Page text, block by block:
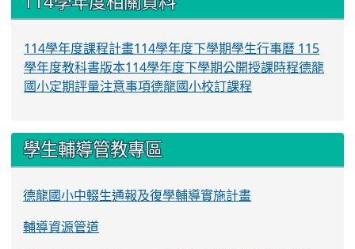
114學年度課程計畫114學年度下學期學生行事曆 115
學年度教科書版本114學年度下學期公開授課時程德龍
國小定期評量注意事項德龍國小校訂課程
學生輔導管教專區
德龍國小中輟生通報及復學輔導實施計畫
輔導資源管道